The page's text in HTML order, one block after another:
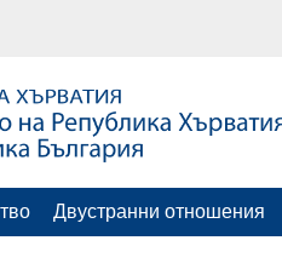
Двустранни отношения